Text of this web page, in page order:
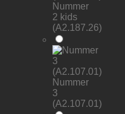
Nummer
2 kids
(A2.187.26)
Nummer
3
(A2.107.01)